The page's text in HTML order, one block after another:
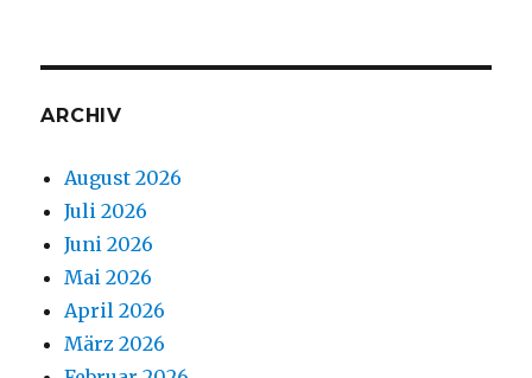
ARCHIV
August 2026
Juli 2026
Juni 2026
Mai 2026
April 2026
März 2026